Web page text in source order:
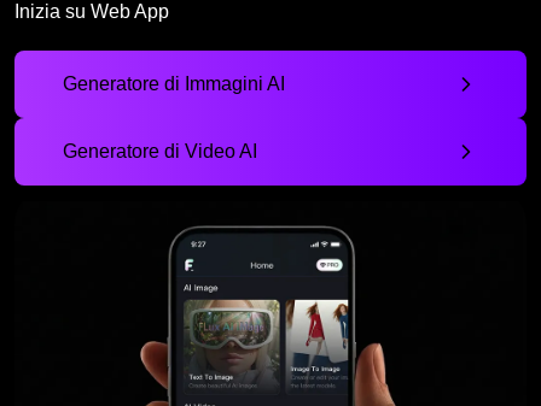
Inizia su Web App
Generatore di Immagini AI
Generatore di Video AI